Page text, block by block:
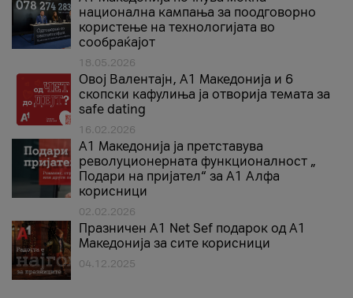
национална кампања за поодговорно
користење на технологијата во
сообраќајот
18.05.2026
Овој Валентајн, A1 Македонија и 6
скопски кафулиња ја отворија темата за
safe dating
16.02.2026
А1 Македонија ја претставува
револуционерната функционалност „
Подари на пријател“ за А1 Алфа
корисници
02.02.2026
Празничен A1 Net Sеf подарок од А1
Македонија за сите корисници
04.12.2025